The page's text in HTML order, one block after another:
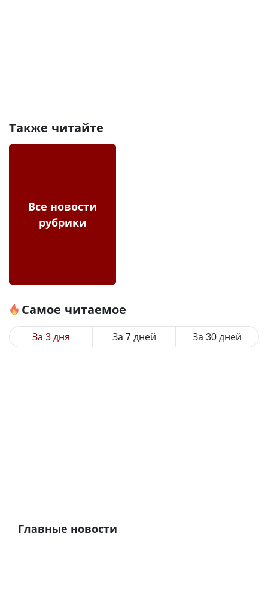
Также читайте
Все новости
рубрики
Самое читаемое
За 3 дня За 7 дней За 30 дней
Главные новости